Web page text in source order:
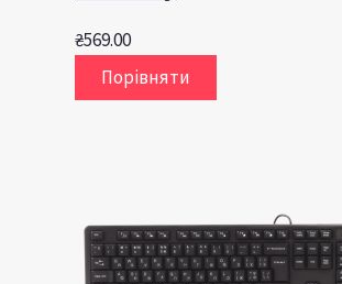
₴569.00
Порівняти